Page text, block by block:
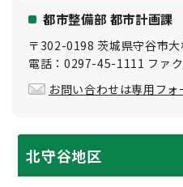
都市整備部 都市計画課
〒302-0198 茨城県守谷市
電話：0297-45-1111 ファ
お問い合わせは専用フォ
北守谷地区